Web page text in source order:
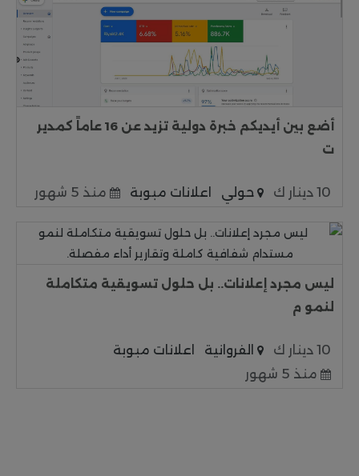
أضع بين أيديكم خبرة دولية تزيد عن 16 عاماً كمدير
ت
10 دينار ك حولي اعلانات مبوبة منذ 5 شهور
ليس مجرد إعلانات.. بل حلول تسويقية متكاملة
لنمو م
10 دينار ك الفروانية
اعلانات مبوبة
منذ 5 شهور